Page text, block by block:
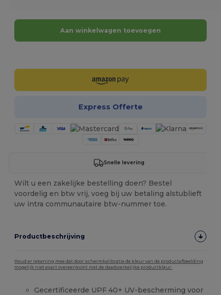
Aan winkelwagen toevoegen
Express Offerte
Snelle levering
Wilt u een zakelijke bestelling doen? Bestel
voordelig en btw vrij, voeg bij uw betaling alstublieft
uw intra communautaire btw-nummer toe.
Productbeschrijving
Houd er rekening mee dat door schermkalibratie de kleur van de productafbeelding
mogelijk niet exact overeenkomt met de daadwerkelijke productkleur.
Gecertificeerde UPF 40+ UV-bescherming voor